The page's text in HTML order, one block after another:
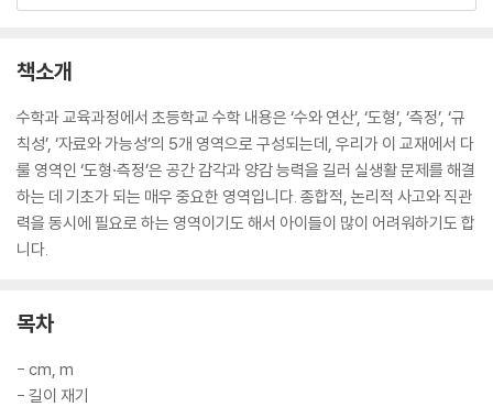
책소개
수학과 교육과정에서 초등학교 수학 내용은 ‘수와 연산’, ‘도형’, ‘측정’, ‘규
칙성’, ‘자료와 가능성’의 5개 영역으로 구성되는데, 우리가 이 교재에서 다
룰 영역인 ‘도형·측정’은 공간 감각과 양감 능력을 길러 실생활 문제를 해결
하는 데 기초가 되는 매우 중요한 영역입니다. 종합적, 논리적 사고와 직관
력을 동시에 필요로 하는 영역이기도 해서 아이들이 많이 어려워하기도 합
니다.
목차
- cm, m
- 길이 재기